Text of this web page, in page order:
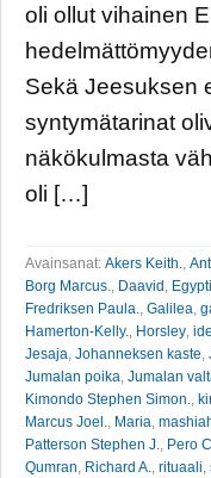
oli ollut vihainen
Sekä Jeesuksen
syntymätarinat
näkökulmasta
oli […]
Avainsanat: Akers Keith.,
Borg Marcus., Daavid , Egypti
Fredriksen Paula., Galilea,
Hamerton-Kelly., Horsley,
Jesaja, Johanneksen kaste,
Jumalan poika, Jumalan
Kimondo Stephen Simon.,
Marcus Joel., Maria,
Patterson Stephen J., Pero
Qumran, Richard A., rituaali,